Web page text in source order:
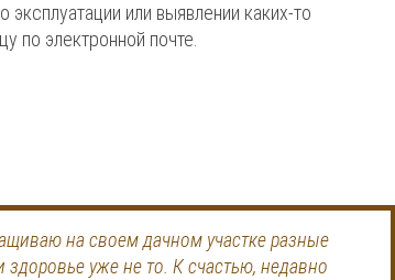
или выявлении каких-то
по электронной почте.
на своем дачном участке разные
уже не то. К счастью, недавно